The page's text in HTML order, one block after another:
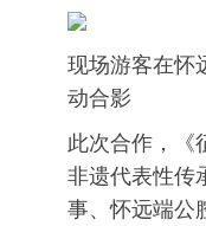
现场游客在怀
动合影
此次合作，《
非遗代表性传
事、怀远端公